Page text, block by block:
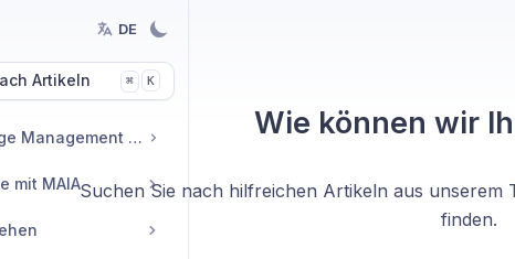
DE
Artikeln ⌘ K
KI-Knowledge Management Guides
mit MAIA
Wie können wir
Suchen Sie nach hilfreichen Artikeln aus
finden.